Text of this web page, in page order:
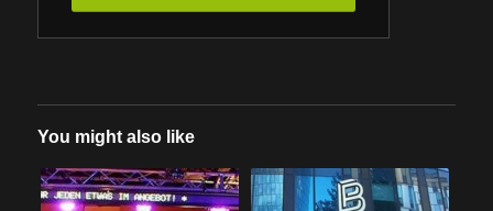
You might also like